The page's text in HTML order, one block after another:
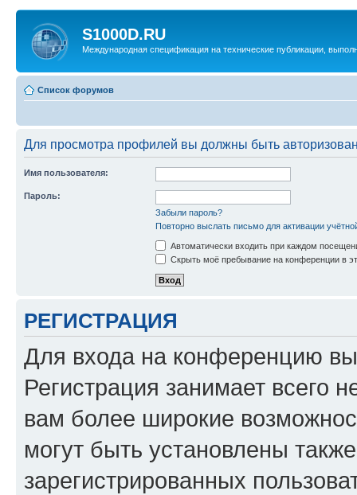
S1000D.RU
Международная спецификация на технические публикации,
Список форумов
Для просмотра профилей вы должны быть
Имя пользователя:
Пароль:
Забыли пароль?
Повторно выслать письмо для активации
Автоматически входить при каждом
Скрыть моё пребывание на конференции в
РЕГИСТРАЦИЯ
Для входа на конференцию
Регистрация занимает всего
вам более широкие
могут быть установлены
зарегистрированных